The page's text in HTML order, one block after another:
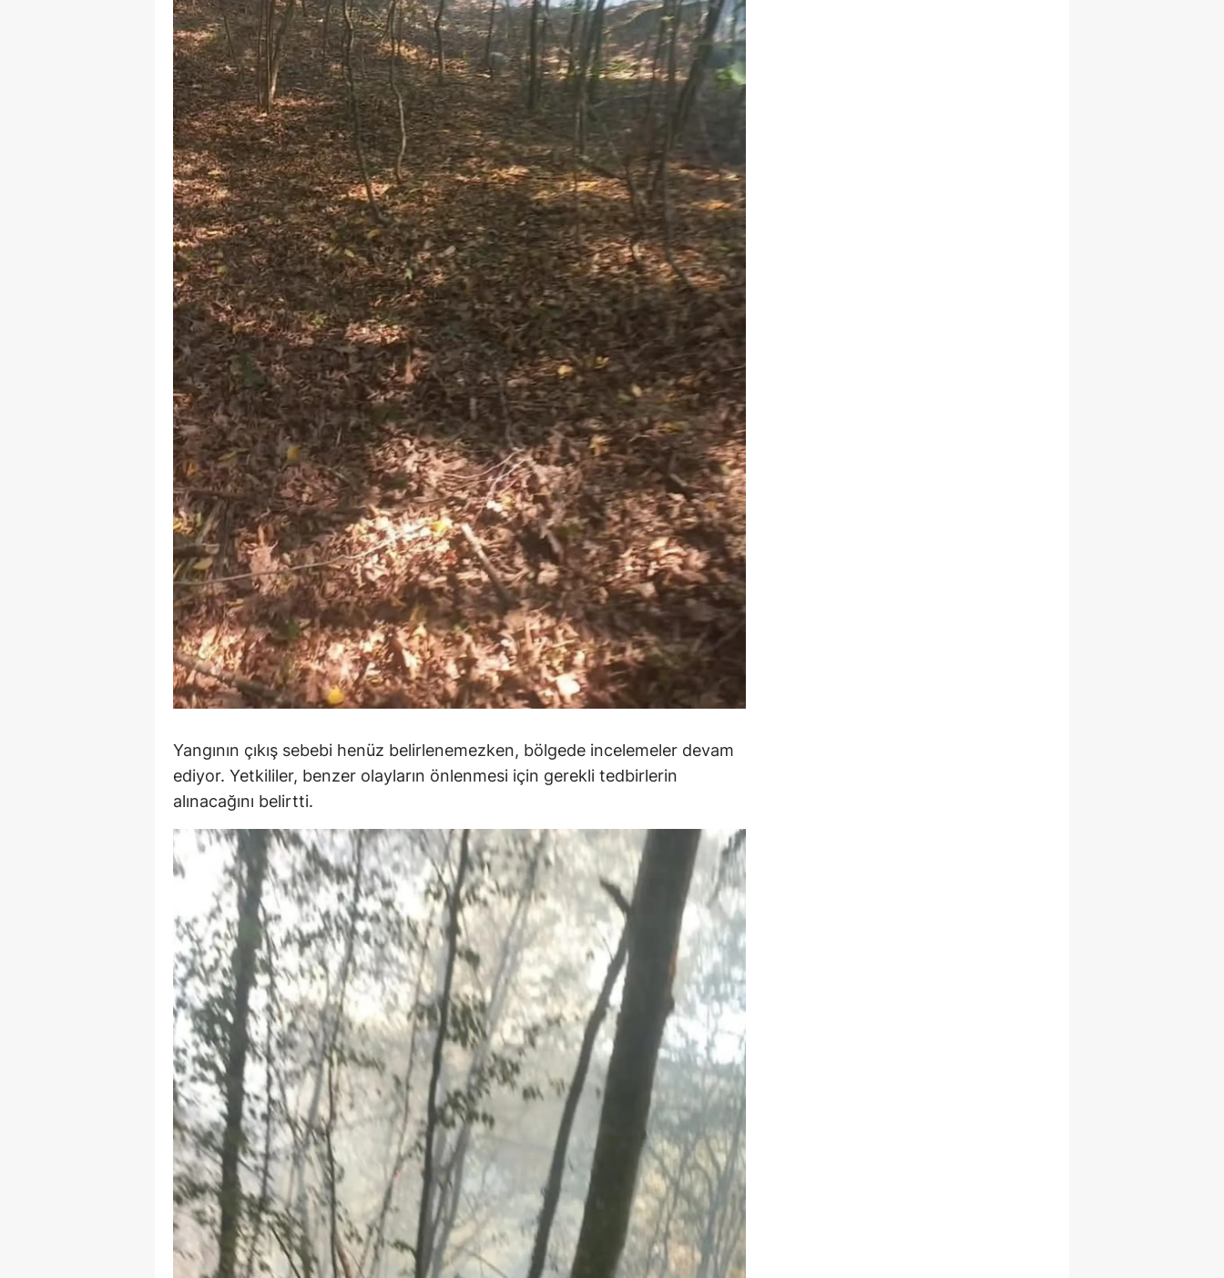
Rize
Sakarya
Samsun
Siirt
Sinop
Sivas
Tekirdağ
Tokat
Trabzon
Tunceli
Şanlıurfa
Uşak
Van
Yozgat
Zonguldak
Aksaray
Bayburt
Karaman
Kırıkkale
Şırnak
Ardahan
Iğdır
Yalova
Karabük
Kilis
Osmaniye
Düzce
Yangının çıkış sebebi henüz belirlenemezken, bölgede incelemeler devam
ediyor. Yetkililer, benzer olayların önlenmesi için gerekli tedbirlerin
alınacağını belirtti.